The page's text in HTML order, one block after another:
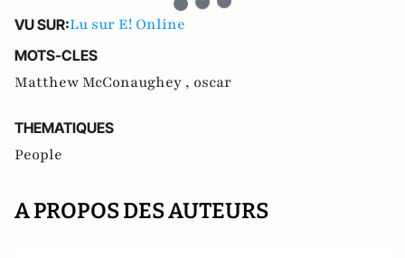
VU SUR:Lu sur E! Online
MOTS-CLES
Matthew McConaughey , oscar
THEMATIQUES
People
A PROPOS DES AUTEURS